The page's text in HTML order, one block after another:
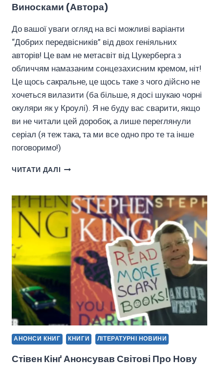
Виносками (автора)
До вашої уваги огляд на всі можливі варіанти
“Добрих передвісників” від двох геніяльних
авторів! Це вам не метасвіт від Цукерберга з
обличчям намазаним сонцезахисним кремом, ніт!
Це щось сакральне, це щось таке з чого дійсно не
хочеться вилазити (ба більше, я досі шукаю чорні
окуляри як у Кроулі). Я не буду вас сварити, якщо
ви не читали цей доробок, а лише переглянули
серіал (я теж така, та ми все одно про те та інше
поговоримо!)
ЧИТАТИ ДАЛІ ОГЛЯД
ПЕРЕДВІСНИКІВ”
ҐЕЙМАНА
ТА
ПРАТЧЕТТА
—
ВЕСЕЛО,
ІЗ
ВИНОСКАМИ
(АВТОРА)
АНОНСИ КНИГ КНИГИ ЛІТЕРАТУРНІ НОВИНИ
Стівен Кінґ Анонсував Світові Про Нову